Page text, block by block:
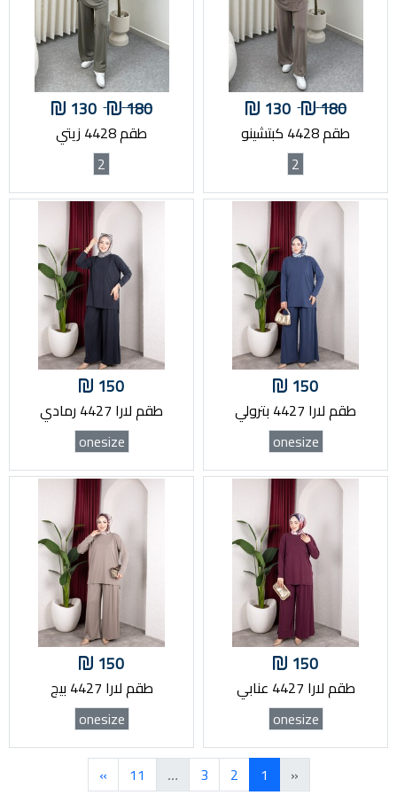
180
130
طقم 4428 كبتشينو
2
180
130
طقم 4428 زيتي
2
150
طقم لارا 4427 بترولي
onesize
150
طقم لارا 4427 رمادي
onesize
150
طقم لارا 4427 عنابي
onesize
150
طقم لارا 4427 بيج
onesize
«
1
2
3
…
11
»